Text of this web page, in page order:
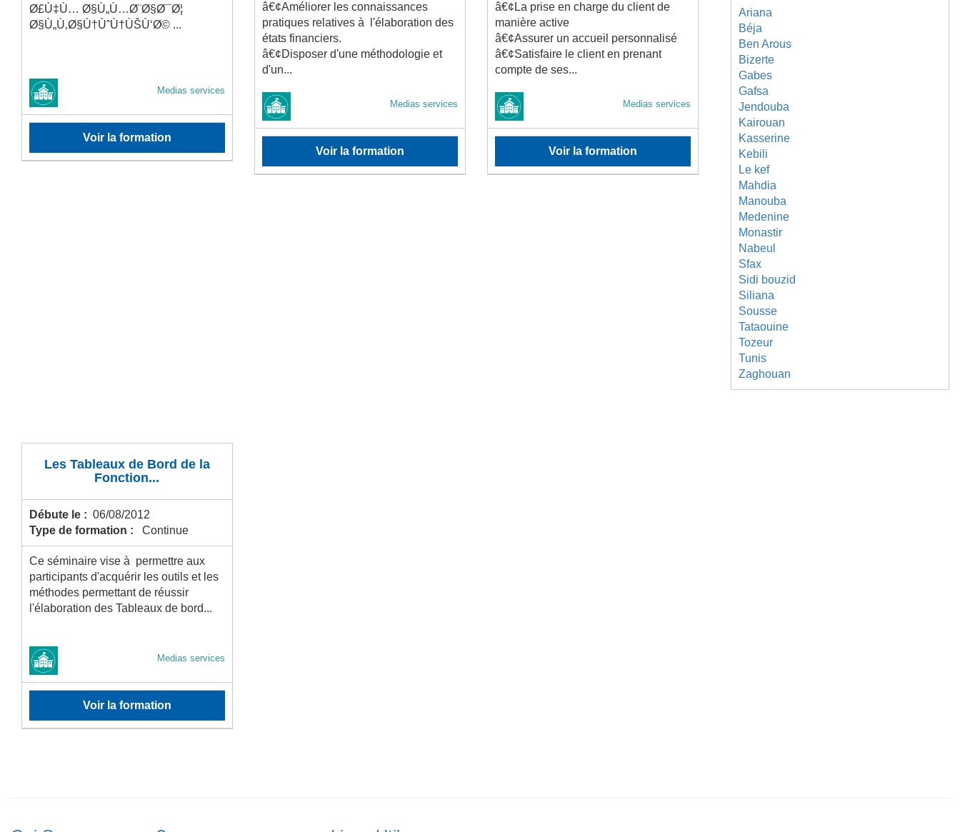
Ø£Ù‡Ù… Ø§Ù„Ù…Ø¨Ø§Ø¯Ø¦
Ø§Ù„Ù‚Ø§Ù†ÙˆÙ†ÙŠÙ‘Ø© ...
Medias services
Voir la formation
â€¢Améliorer les connaissances
pratiques relatives à l'élaboration des
états financiers.
â€¢Disposer d'une méthodologie et
d'un...
Medias services
Voir la formation
â€¢La prise en charge du client de
manière active
â€¢Assurer un accueil personnalisé
â€¢Satisfaire le client en prenant
compte de ses...
Medias services
Voir la formation
Les Tableaux de Bord de la
Fonction...
Débute le : 06/08/2012
Type de formation :
Continue
Ce séminaire vise à permettre aux
participants d'acquérir les outils et les
méthodes permettant de réussir
l'élaboration des Tableaux de bord...
Medias services
Voir la formation
Ariana
Béja
Ben Arous
Bizerte
Gabes
Gafsa
Jendouba
Kairouan
Kasserine
Kebili
Le kef
Mahdia
Manouba
Medenine
Monastir
Nabeul
Sfax
Sidi bouzid
Siliana
Sousse
Tataouine
Tozeur
Tunis
Zaghouan